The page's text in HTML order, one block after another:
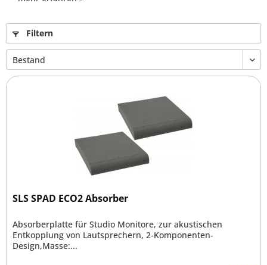
Filtern
SLS SPAD ECO2 Absorber
Absorberplatte für Studio Monitore, zur akustischen
Entkopplung von Lautsprechern, 2-Komponenten-
Design,Masse:...